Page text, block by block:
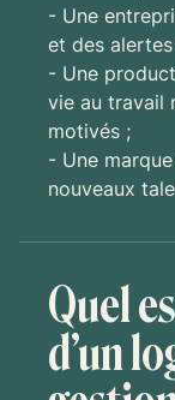
- Une
et des
- Une
vie au travail
motivés ;
- Une
nouveaux
Quel
d’un